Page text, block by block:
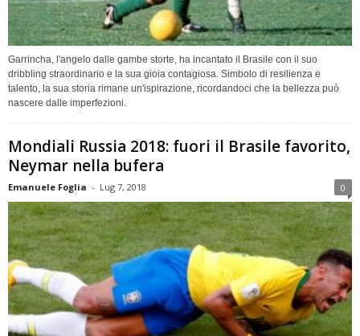
Garrincha, l'angelo dalle gambe storte, ha incantato il Brasile con il suo
dribbling straordinario e la sua gioia contagiosa. Simbolo di resilienza e
talento, la sua storia rimane un'ispirazione, ricordandoci che la bellezza può
nascere dalle imperfezioni.
Mondiali Russia 2018: fuori il Brasile favorito,
Neymar nella bufera
Emanuele Foglia - Lug 7, 2018 0